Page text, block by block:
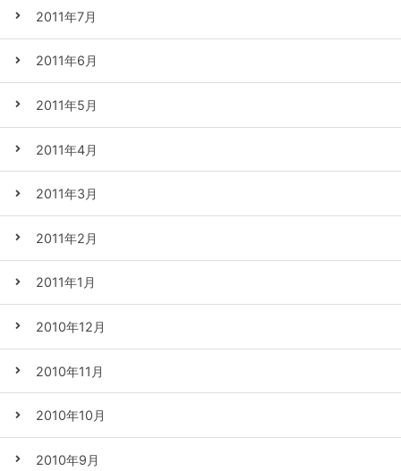
2011年7月
2011年6月
2011年5月
2011年4月
2011年3月
2011年2月
2011年1月
2010年12月
2010年11月
2010年10月
2010年9月